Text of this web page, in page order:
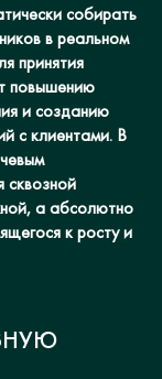
собирать
в реальном
принятия
повышению
и созданию
с клиентами. В
сквозной
а абсолютно
к росту и